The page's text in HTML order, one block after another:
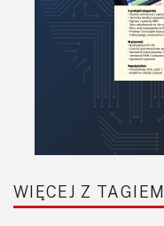
SBC-SIP-SoC-CoM
Tranzystory
WIĘCEJ Z TAGIEM